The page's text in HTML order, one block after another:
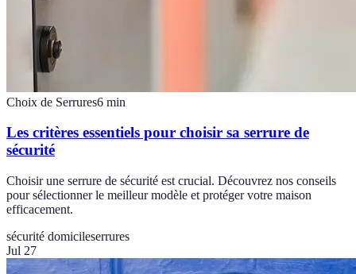
Choix de Serrures6 min
Les critères essentiels pour choisir sa serrure de
sécurité
Choisir une serrure de sécurité est crucial. Découvrez nos conseils
pour sélectionner le meilleur modèle et protéger votre maison
efficacement.
sécurité domicileserrures
Jul 27